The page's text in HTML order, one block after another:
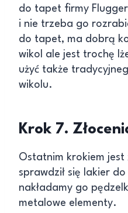
do tapet firmy
i nie trzeba go
do tapet, ma dobrą
wikol ale jest trochę
użyć także
wikolu.
Krok 7.
Ostatnim krokiem jest
sprawdził się lakier
nakładamy go
metalowe elementy.